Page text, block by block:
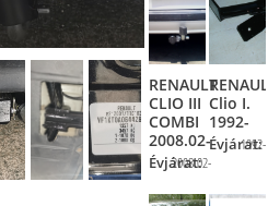
RENAULT
CLIO III
COMBI
2008.02-
Évjárat:
2008.02-
Clio I.
1992-
Évjárat:
1992-